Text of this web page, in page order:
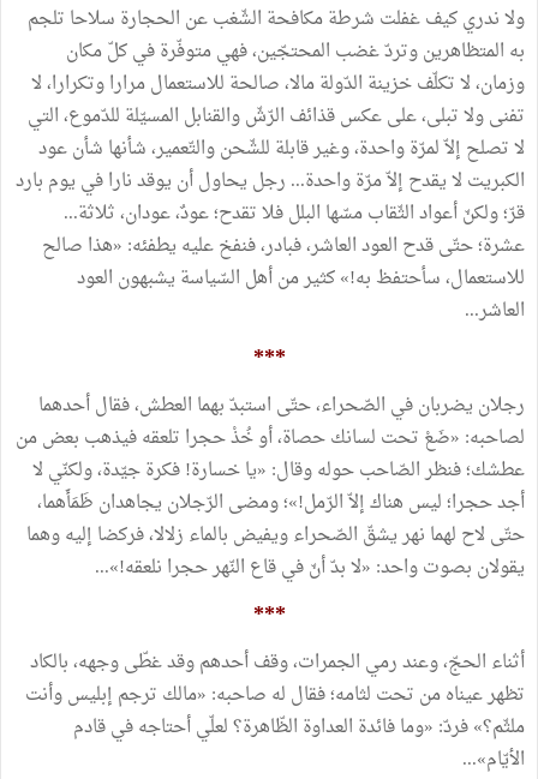
ولا ندري كيف غفلت شرطة مكافحة الشّغب عن الحجارة سلاحا تلجم
به المتظاهرين وتردّ غضب المحتجّين، فهي متوفّرة في كلّ مكان
وزمان، لا تكلّف خزينة الدّولة مالا، صالحة للاستعمال مرارا وتكرارا، لا
تفنى ولا تبلى، على عكس قذائف الرّشّ والقنابل المسيّلة للدّموع، التي
لا تصلح إلاّ لمرّة واحدة، وغير قابلة للشّحن والتّعمير، شأنها شأن عود
الكبريت لا يقدح إلاّ مرّة واحدة... رجل يحاول أن يوقد نارا في يوم بارد
قرّ؛ ولكنّ أعواد الثّقاب مسّها البلل فلا تقدح؛ عودٌ، عودان، ثلاثة...
عشرة؛ حتّى قدح العود العاشر، فبادر، فنفخ عليه يطفئه: «هذا صالح
للاستعمال، سأحتفظ به!» كثير من أهل السّياسة يشبهون العود
العاشر...
***
رجلان يضربان في الصّحراء، حتّى استبدّ بهما العطش، فقال أحدهما
لصاحبه: «ضَعْ تحت لسانك حصاة، أو خُذْ حجرا تلعقه فيذهب بعض من
عطشك؛ فنظر الصّاحب حوله وقال: «يا خسارة! فكرة جيّدة، ولكنّي لا
أجد حجرا؛ ليس هناك إلاّ الرّمل!»؛ ومضى الرّجلان يجاهدان ظَمَأَهما،
حتّى لاح لهما نهر يشقّ الصّحراء ويفيض بالماء زلالا، فركضا إليه وهما
يقولان بصوت واحد: «لا بدّ أنّ في قاع النّهر حجرا نلعقه!»...
***
أثناء الحجّ، وعند رمي الجمرات، وقف أحدهم وقد غطّى وجهه، بالكاد
تظهر عيناه من تحت لثامه؛ فقال له صاحبه: «مالك ترجم إبليس وأنت
ملثّم؟» فردّ: «وما فائدة العداوة الظّاهرة؟ لعلّي أحتاجه في قادم
الأيّام»...